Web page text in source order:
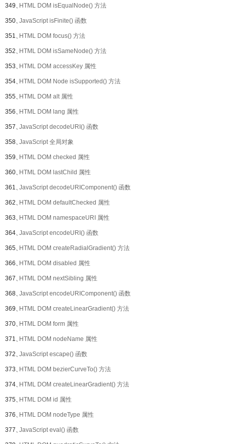
349、HTML DOM isEqualNode() 方法
350、JavaScript isFinite() 函数
351、HTML DOM focus() 方法
352、HTML DOM isSameNode() 方法
353、HTML DOM accessKey 属性
354、HTML DOM Node isSupported() 方法
355、HTML DOM alt 属性
356、HTML DOM lang 属性
357、JavaScript decodeURI() 函数
358、JavaScript 全局对象
359、HTML DOM checked 属性
360、HTML DOM lastChild 属性
361、JavaScript decodeURIComponent() 函数
362、HTML DOM defaultChecked 属性
363、HTML DOM namespaceURI 属性
364、JavaScript encodeURI() 函数
365、HTML DOM createRadialGradient() 方法
366、HTML DOM disabled 属性
367、HTML DOM nextSibling 属性
368、JavaScript encodeURIComponent() 函数
369、HTML DOM createLinearGradient() 方法
370、HTML DOM form 属性
371、HTML DOM nodeName 属性
372、JavaScript escape() 函数
373、HTML DOM bezierCurveTo() 方法
374、HTML DOM createLinearGradient() 方法
375、HTML DOM id 属性
376、HTML DOM nodeType 属性
377、JavaScript eval() 函数